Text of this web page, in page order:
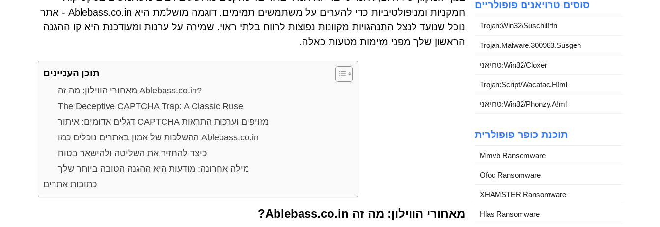
חמקניות ומניפולטיביות כדי להערים על משתמשים תמימים. דוגמה מושלמת היא Ablebass.co.in - אתר
נוכל שנועד לנצל התנהגויות מקוונות נפוצות לרווח בלתי ראוי. שמירה על ערנות ומעודכנת היא קו ההגנה
הראשון שלך מפני מזימות מטעות כאלה.
תוכן העניינים
מאחורי הווילון: מה זה Ablebass.co.in?
The Deceptive CAPTCHA Trap: A Classic Ruse
דגלים אדומים: איתור CAPTCHA מזויפים וערכות התראות
ההשלכות של אמון באתרים נוכלים כמו Ablebass.co.in
כיצד להחזיר את השליטה ולהישאר בטוח
מילה אחרונה: מודעות היא ההגנה הטובה ביותר שלך
כתובות אתרים
מאחורי הווילון: מה זה Ablebass.co.in?
סוסים טרויאנים פופולריים
Trojan:Win32/Suschil!rfn
Trojan.Malware.300983.Susgen
טרויאני:Win32/Cloxer
Trojan:Script/Wacatac.H!ml
טרויאני:Win32/Phonzy.A!ml
תוכנת כופר פופולרית
Mmvb Ransomware
Ofoq Ransomware
XHAMSTER Ransomware
Hlas Ransomware